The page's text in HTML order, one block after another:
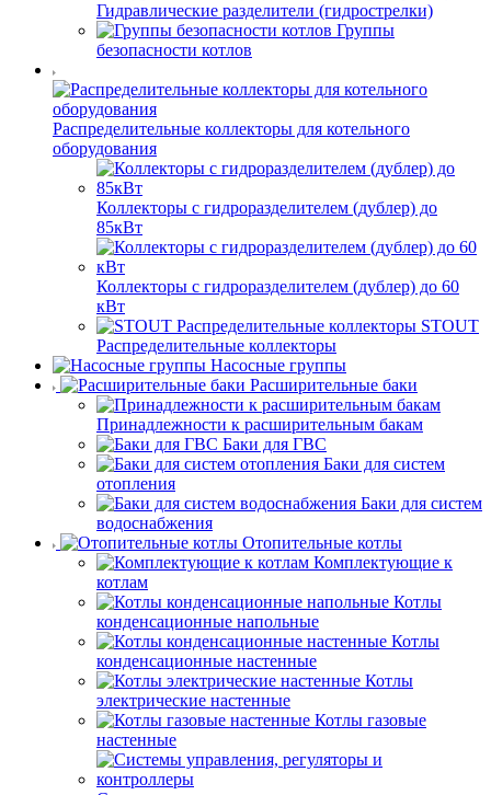
Гидравлические разделители (гидрострелки)
Группы
безопасности котлов
Распределительные коллекторы для котельного
оборудования
Коллекторы с гидроразделителем (дублер) до
85кВт
Коллекторы с гидроразделителем (дублер) до 60
кВт
STOUT
Распределительные коллекторы
Насосные группы
Расширительные баки
Принадлежности к расширительным бакам
Баки для ГВС
Баки для систем
отопления
Баки для систем
водоснабжения
Отопительные котлы
Комплектующие к
котлам
Котлы
конденсационные напольные
Котлы
конденсационные настенные
Котлы
электрические настенные
Котлы газовые
настенные